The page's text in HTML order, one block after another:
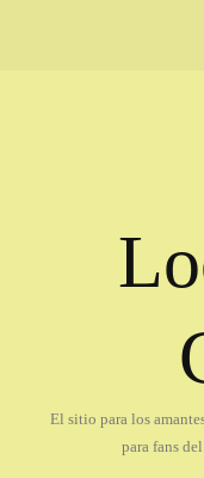
El sitio para los
para fans